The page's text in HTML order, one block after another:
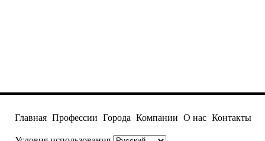
Главная Профессии Города Компании О нас Контакты